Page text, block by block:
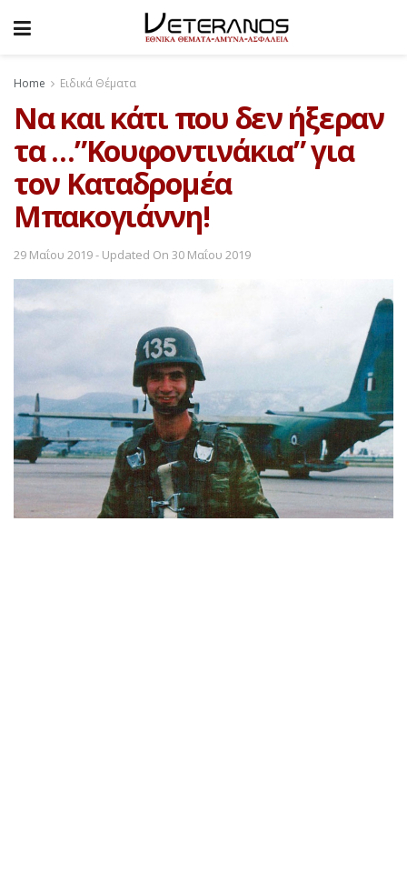
Home Ειδικά Θέματα
Να και κάτι που δεν ήξεραν
τα …”Κουφοντινάκια” για
τον Καταδρομέα
Μπακογιάννη!
29 Μαΐου 2019 - Updated On 30 Μαΐου 2019